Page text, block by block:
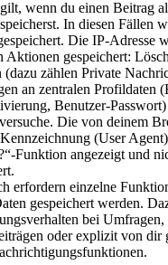
wenn du einen Beitrag
In diesen Fällen
Die IP-Adresse
Aktionen gespeichert:
(dazu zählen Private
an zentralen Profildaten
Benutzer-Passwort)
Die von deinem
(User
Funktion angezeigt und
erfordern einzelne
gespeichert werden.
bei Umfragen,
oder explizit von dir